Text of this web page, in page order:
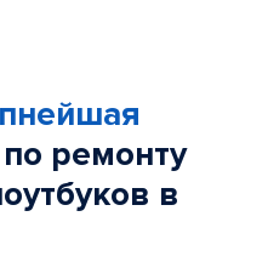
по ремонту
в